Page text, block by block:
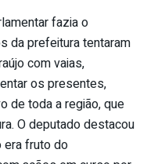
fazia o
da prefeitura tentaram
com vaias,
os presentes,
de toda a região, que
O deputado destacou
era fruto do